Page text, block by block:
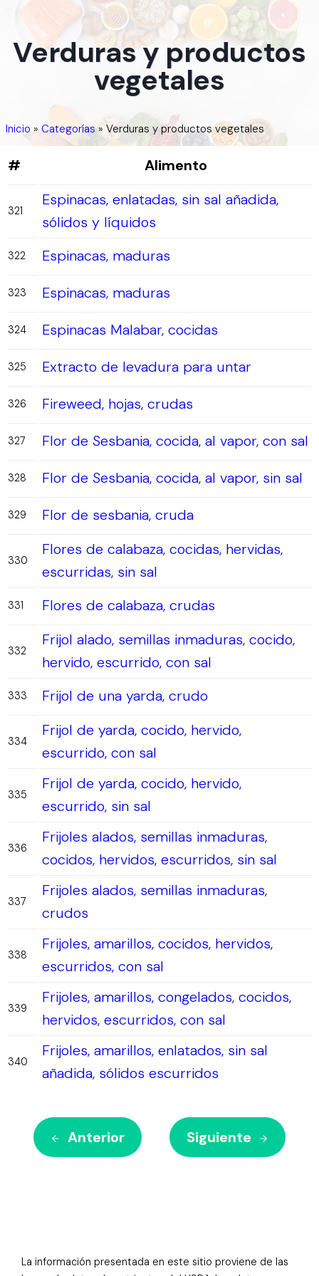
Verduras y productos
vegetales
Inicio » Categorías» Verduras y productos vegetales
# Alimento
321
Espinacas, enlatadas, sin sal añadida,
sólidos y líquidos
322 Espinacas, maduras
323 Espinacas, maduras
324 Espinacas Malabar, cocidas
325 Extracto de levadura para untar
326 Fireweed, hojas, crudas
327 Flor de Sesbania, cocida, al vapor, con sal
328 Flor de Sesbania, cocida, al vapor, sin sal
329 Flor de sesbania, cruda
330
Flores de calabaza, cocidas, hervidas,
escurridas, sin sal
331 Flores de calabaza, crudas
332
Frijol alado, semillas inmaduras, cocido,
hervido, escurrido, con sal
333 Frijol de una yarda, crudo
334
Frijol de yarda, cocido, hervido,
escurrido, con sal
335
Frijol de yarda, cocido, hervido,
escurrido, sin sal
336
Frijoles alados, semillas inmaduras,
cocidos, hervidos, escurridos, sin sal
337
Frijoles alados, semillas inmaduras,
crudos
338
Frijoles, amarillos, cocidos, hervidos,
escurridos, con sal
339
Frijoles, amarillos, congelados, cocidos,
hervidos, escurridos, con sal
340
Frijoles, amarillos, enlatados, sin sal
añadida, sólidos escurridos
Anterior Siguiente
La información presentada en este sitio proviene de las